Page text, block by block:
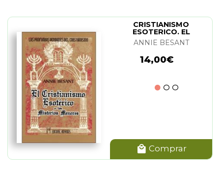
CRISTIANISMO
ESOTERICO. EL
ANNIE BESANT
14,00€
Comprar